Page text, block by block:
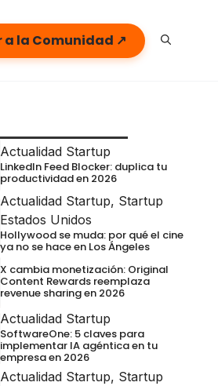
a la Comunidad ↗
Actualidad Startup
LinkedIn Feed Blocker: duplica tu
productividad en 2026
Actualidad Startup, Startup
Estados Unidos
Hollywood se muda: por qué el cine
ya no se hace en Los Ángeles
X cambia monetización: Original
Content Rewards reemplaza
revenue sharing en 2026
Actualidad Startup
SoftwareOne: 5 claves para
implementar IA agéntica en tu
empresa en 2026
Actualidad Startup, Startup